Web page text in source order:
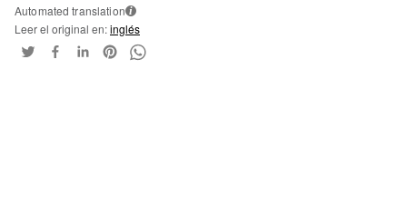
Automated translation i
Leer el original en:inglés